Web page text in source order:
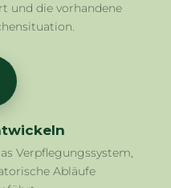
und die vorhandene
Verpflegungssystem,
Abläufe